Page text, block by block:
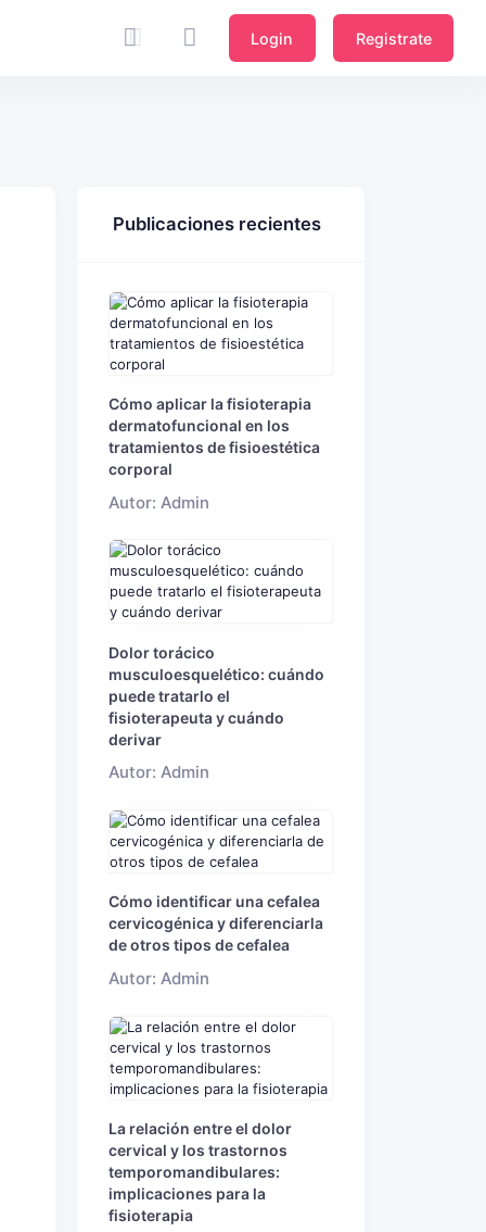
Login Registrate
Publicaciones recientes
Cómo aplicar la fisioterapia
dermatofuncional en los
tratamientos de fisioestética
corporal
Autor: Admin
Dolor torácico
musculoesquelético: cuándo
puede tratarlo el
fisioterapeuta y cuándo
derivar
Autor: Admin
Cómo identificar una cefalea
cervicogénica y diferenciarla
de otros tipos de cefalea
Autor: Admin
La relación entre el dolor
cervical y los trastornos
temporomandibulares:
implicaciones para la
fisioterapia